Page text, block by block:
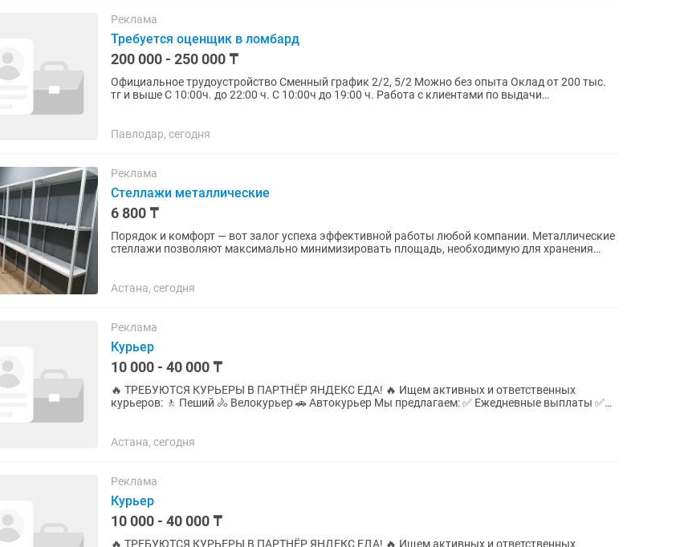
Реклама
Требуется оценщик в ломбард
200 000 - 250 000 ₸
Официальное трудоустройство Сменный график 2/2, 5/2 Можно без опыта Оклад от 200 тыс.
тг и выше С 10:00ч. до 22:00 ч. С 10:00ч до 19:00 ч. Работа с клиентами по выдачи
Павлодар, сегодня
Реклама
Стеллажи металлические
6 800 ₸
Порядок и комфорт — вот залог успеха эффективной работы любой компании. Металлические
стеллажи позволяют максимально минимизировать площадь, необходимую для хранения
Астана, сегодня
Реклама
Курьер
10 000 - 40 000 ₸
🔥 ТРЕБУЮТСЯ КУРЬЕРЫ В ПАРТНЁР ЯНДЕКС ЕДА! 🔥 Ищем активных и ответственных
курьеров: 🚶 Пеший 🚴 Велокурьер 🚗 Автокурьер Мы предлагаем: ✅ Ежедневные выплаты ✅
Астана, сегодня
Реклама
Курьер
10 000 - 40 000 ₸
🔥 ТРЕБУЮТСЯ КУРЬЕРЫ В ПАРТНЁР ЯНДЕКС ЕДА! 🔥 Ищем активных и ответственных